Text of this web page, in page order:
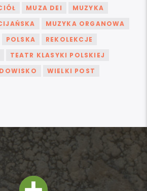
MUZA DEI
MUZYKA
MUZYKA ORGANOWA
POLSKA
REKOLEKCJE
TEATR KLASYKI POLSKIEJ
WIELKI POST